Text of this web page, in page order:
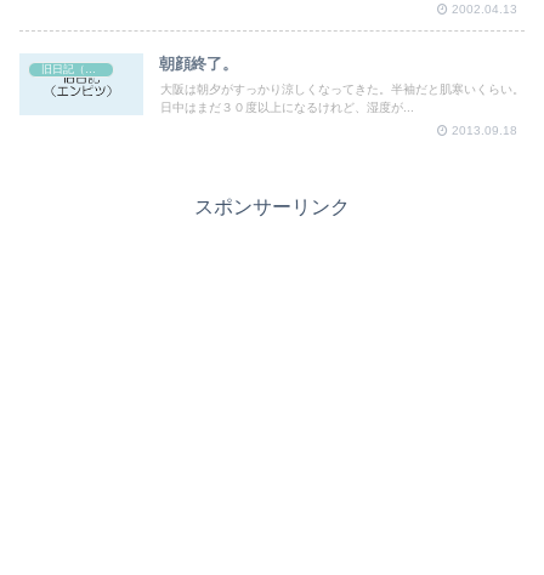
2002.04.13
朝顔終了。
大阪は朝夕がすっかり涼しくなってきた。半袖だと肌寒いくらい。
日中はまだ３０度以上になるけれど、湿度が...
2013.09.18
スポンサーリンク